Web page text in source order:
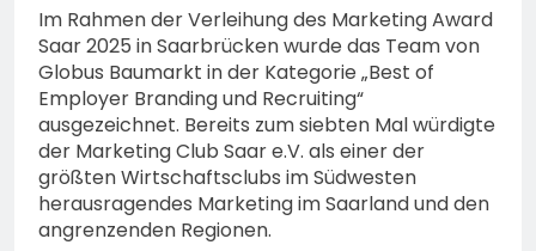
Schwarzarbeit führt an
drei Tagen Kontrollen im
Gastro- und
Sicherheitsgewerbe durch
7. August 2026
POL-OH: 25 Jahre
Polizeipräsidium
Osthessen Jubiläumsfest
am Samstag, 15. August
(11-18 Uhr)- Bürgerinnen
und Bürger erhalten
spannende Einblicke in die
Polizeiarbeit
7. August 2026
Mittelhessen: MARBURG-
BIEDENKOPF: Satz Räder
gefunden – Polizei bittet
um Mithilfe
6. August 2026
POL-OH: Die Polizeistation
Lauterbach hat einen
Im Rahmen der Verleihung des Marketing Award
Saar 2025 in Saarbrücken wurde das Team von
Globus Baumarkt in der Kategorie „Best of
Employer Branding und Recruiting“
ausgezeichnet. Bereits zum siebten Mal würdigte
der Marketing Club Saar e.V. als einer der
größten Wirtschaftsclubs im Südwesten
herausragendes Marketing im Saarland und den
angrenzenden Regionen.